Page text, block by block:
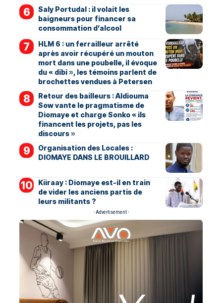
Saly Portudal : il volait les
baigneurs pour financer sa
consommation d’alcool
HLM 6 : un ferrailleur arrêté
après avoir récupéré un mouton
mort dans une poubelle, il évoque
du « dibi », les témoins parlent de
brochettes vendues à Petersen
Retour des bailleurs : Aldiouma
Sow vante le pragmatisme de
Diomaye et charge Sonko « ils
financent les projets, pas les
discours »
Organisation des Locales :
DIOMAYE DANS LE BROUILLARD
Kiiraay : Diomaye est-il en train
de vider les anciens partis de
leurs militants ?
- Advertisement -